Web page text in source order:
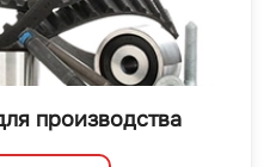
производства